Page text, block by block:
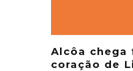
Alcôa chega
coração de